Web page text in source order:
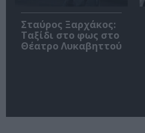
Σταύρος Ξαρχάκος:
Ταξίδι στο φως στο
Θέατρο Λυκαβηττού